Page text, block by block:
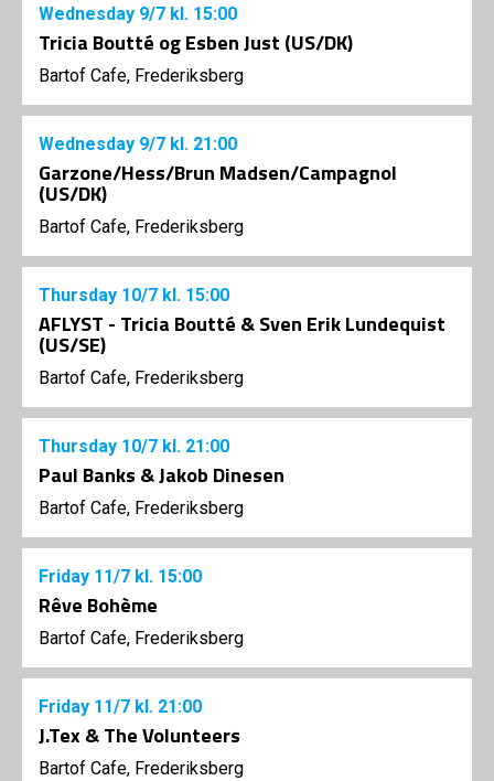
Wednesday 9/7 kl. 15:00
Tricia Boutté og Esben Just (US/DK)
Bartof Cafe, Frederiksberg
Wednesday 9/7 kl. 21:00
Garzone/Hess/Brun Madsen/Campagnol
(US/DK)
Bartof Cafe, Frederiksberg
Thursday 10/7 kl. 15:00
AFLYST - Tricia Boutté & Sven Erik Lundequist
(US/SE)
Bartof Cafe, Frederiksberg
Thursday 10/7 kl. 21:00
Paul Banks & Jakob Dinesen
Bartof Cafe, Frederiksberg
Friday 11/7 kl. 15:00
Rêve Bohème
Bartof Cafe, Frederiksberg
Friday 11/7 kl. 21:00
J.Tex & The Volunteers
Bartof Cafe, Frederiksberg